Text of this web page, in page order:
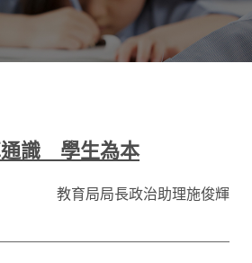
識 學生為本
教育局局長政治助理施俊輝